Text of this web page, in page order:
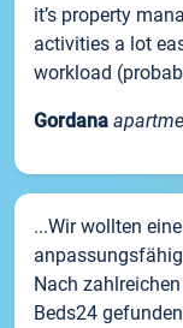
it’s property
activities a lot
workload
Gordana
...Wir wollten
Nach
Beds24